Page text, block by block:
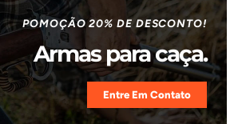
POMOÇÃO 20% DE DESCONTO!
Armas para caça.
Entre Em Contato